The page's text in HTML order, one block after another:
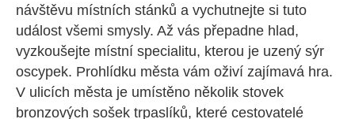
návštěvu místních stánků a vychutnejte si tuto
událost všemi smysly. Až vás přepadne hlad,
vyzkoušejte místní specialitu, kterou je uzený sýr
oscypek. Prohlídku města vám oživí zajímavá hra.
V ulicích města je umístěno několik stovek
bronzových sošek trpaslíků, které cestovatelé